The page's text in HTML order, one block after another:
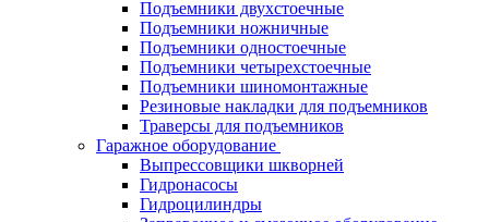
Подъемники двухстоечные
Подъемники ножничные
Подъемники одностоечные
Подъемники четырехстоечные
Подъемники шиномонтажные
Резиновые накладки для подъемников
Траверсы для подъемников
Гаражное оборудование
Выпрессовщики шкворней
Гидронасосы
Гидроцилиндры